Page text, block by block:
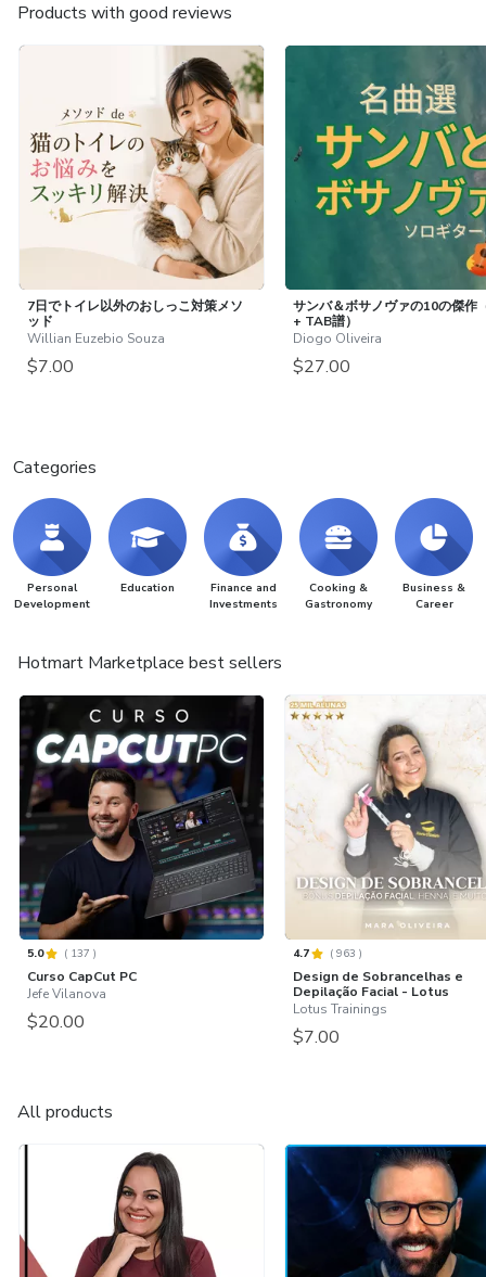
Products with good reviews
7日でトイレ以外のおしっこ対策メソ
ッド
Willian Euzebio Souza
$7.00
サンバ＆ボサノヴァの10の傑作
+ TAB譜）
Diogo Oliveira
$27.00
Categories
Personal
Development
Education
Finance and
Investments
Cooking &
Gastronomy
Business &
Career
Hotmart Marketplace best sellers
5.0 ( 137 )
Curso CapCut PC
Jefe Vilanova
$20.00
4.7 (963 )
Design de Sobrancelhas e
Depilação Facial - Lotus
Lotus Trainings
$7.00
All products